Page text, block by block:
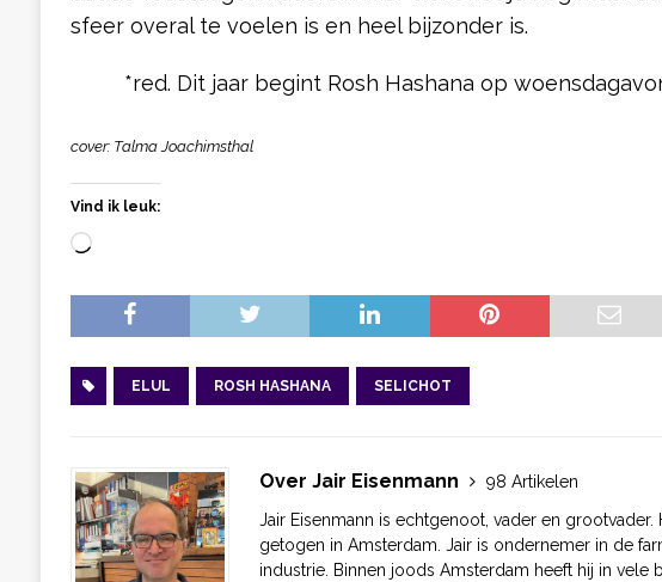
sfeer overal te voelen is en heel bijzonder is.
*red. Dit jaar begint Rosh Hashana op
cover: Talma Joachimsthal
Vind ik leuk:
ELUL ROSH HASHANA SELICHOT
Over Jair Eisenmann
98 Artikelen
Jair Eisenmann is echtgenoot, vader en grootvader.
getogen in Amsterdam. Jair is ondernemer in de
industrie. Binnen joods Amsterdam heeft hij in vele